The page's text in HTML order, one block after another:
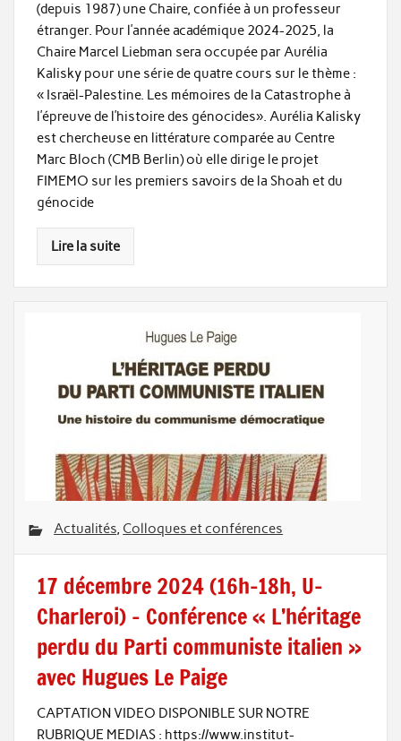
(depuis 1987) une Chaire, confiée à un professeur
étranger. Pour l’année académique 2024-2025, la
Chaire Marcel Liebman sera occupée par Aurélia
Kalisky pour une série de quatre cours sur le thème :
« Israël-Palestine. Les mémoires de la Catastrophe à
l’épreuve de l’histoire des génocides». Aurélia Kalisky
est chercheuse en littérature comparée au Centre
Marc Bloch (CMB Berlin) où elle dirige le projet
FIMEMO sur les premiers savoirs de la Shoah et du
génocide
Lire la suite
Actualités, Colloques et conférences
17 décembre 2024 (16h-18h, U-
Charleroi) – Conférence « L’héritage
perdu du Parti communiste italien »
avec Hugues Le Paige
CAPTATION VIDEO DISPONIBLE SUR NOTRE
RUBRIQUE MEDIAS : https://www.institut-